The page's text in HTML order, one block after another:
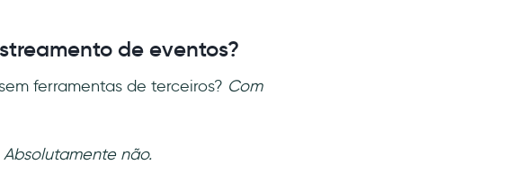
de eventos?
ferramentas de terceiros? Com
Absolutamente não.